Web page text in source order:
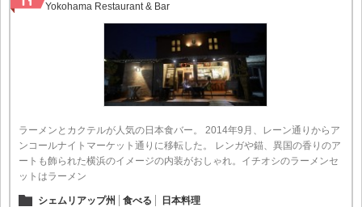
Yokohama Restaurant & Bar
ラーメンとカクテルが人気の日本食バー。 2014年9月、レーン通りからア
ンコールナイトマーケット通りに移転した。 レンガや錨、異国の香りのア
ートも飾られた横浜のイメージの内装がおしゃれ。イチオシのラーメンセ
ットはラーメン
シェムリアップ州 食べる 日本料理